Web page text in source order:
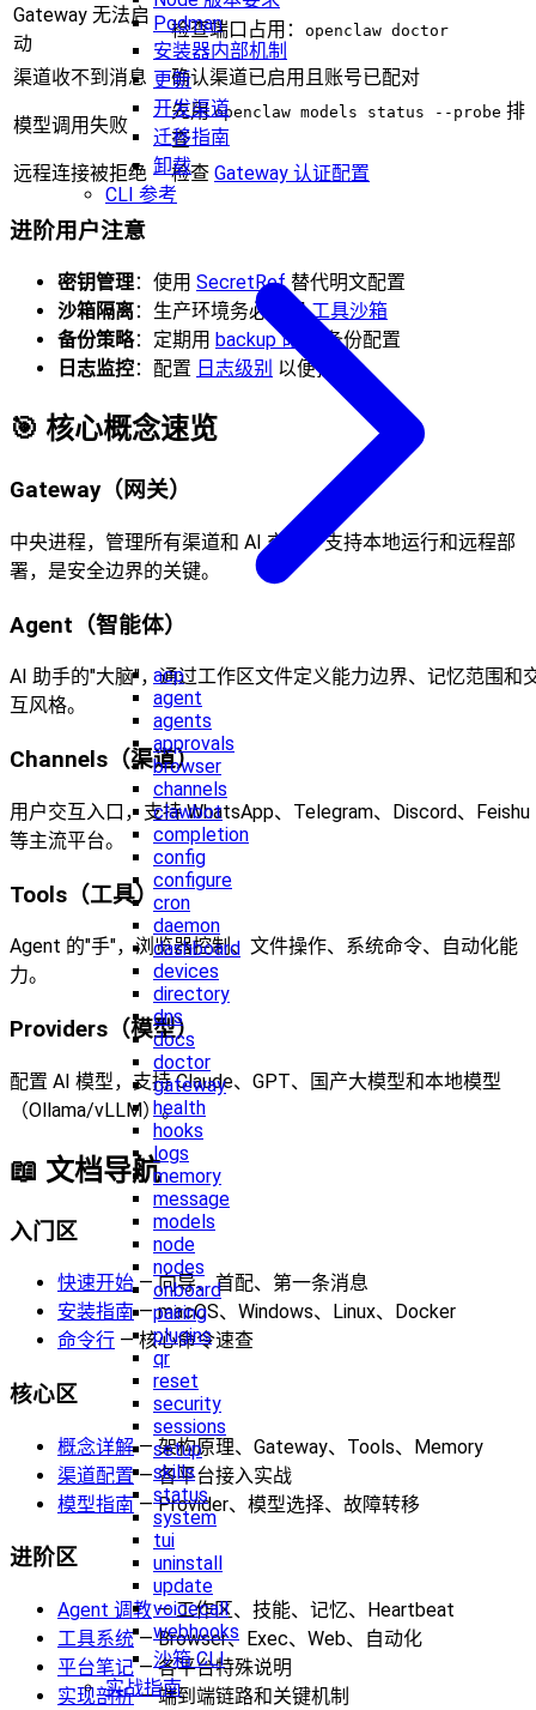
Podman
安装器内部机制
更新
开发渠道
迁移指南
卸载
CLI 参考
acp
agent
agents
approvals
browser
channels
clawbot
completion
config
configure
cron
daemon
dashboard
devices
directory
dns
docs
doctor
gateway
health
hooks
logs
memory
message
models
node
nodes
onboard
pairing
plugins
qr
reset
security
sessions
setup
skills
status
system
tui
uninstall
update
voicecall
webhooks
沙箱 CLI
实战指南
Gateway 无法启
动
检查端口占用： openclaw doctor
渠道收不到消息 确认渠道已启用且账号已配对
模型调用失败
先用openclaw models status --probe 排
查
远程连接被拒绝
检查 Gateway 认证配置
进阶用户注意
密钥管理：使用 SecretRef替代明文配置
沙箱隔离：生产环境务必启用工具沙箱
备份策略：定期用 backup 命令
备份配置
日志监控：配置 日志级别 以便排障
🎯 核心概念速览
Gateway（网关）
中央进程，管理所有渠道和 AI 交互。支持本地运行和远程部
署，是安全边界的关键。
Agent（智能体）
AI 助手的"大脑"，通过工作区文件定义能力边界、记忆范围和
互风格。
Channels（渠道）
用户交互入口，支持 WhatsApp、Telegram、Discord、Feishu
等主流平台。
Tools（工具）
Agent 的"手"，浏览器控制、文件操作、系统命令、自动化能
力。
Providers（模型）
配置 AI 模型，支持 Claude、GPT、国产大模型和本地模型
（Ollama/vLLM）。
📖 文档导航
入门区
快速开始— 向导、首配、第一条消息
安装指南— macOS、Windows、Linux、Docker
命令行 — 核心命令速查
核心区
概念详解— 架构原理、Gateway、Tools、Memory
渠道配置— 各平台接入实战
模型指南— Provider、模型选择、故障转移
进阶区
Agent 调教— 工作区、技能、记忆、Heartbeat
工具系统— Browser、Exec、Web、自动化
平台笔记— 各平台特殊说明
实现剖析— 端到端链路和关键机制